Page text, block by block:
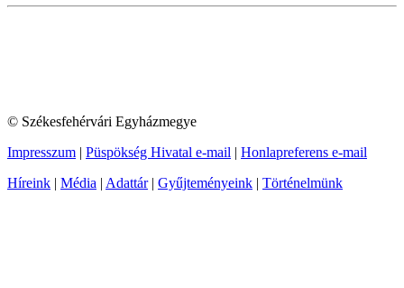
© Székesfehérvári Egyházmegye
Impresszum | Püspökség Hivatal e-mail | Honlapreferens e-mail
Híreink | Média | Adattár| Gyűjteményeink | Történelmünk